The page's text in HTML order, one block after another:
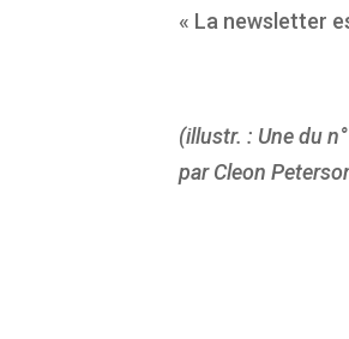
« La newsletter
(illustr. : Une du
par Cleon